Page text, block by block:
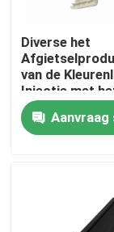
Huis
Producten
Fabrieksreis
Diverse het
van de
Injectie met
Vormleven
Aanvraag